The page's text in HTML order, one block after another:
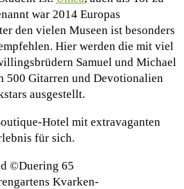
war 2014 Europas
den vielen Museen ist besonders
Hier werden die mit viel
Samuel und Michael
500 Gitarren und Devotionalien
ausgestellt.
Hotel mit extravaganten
für sich.
Kvarken-